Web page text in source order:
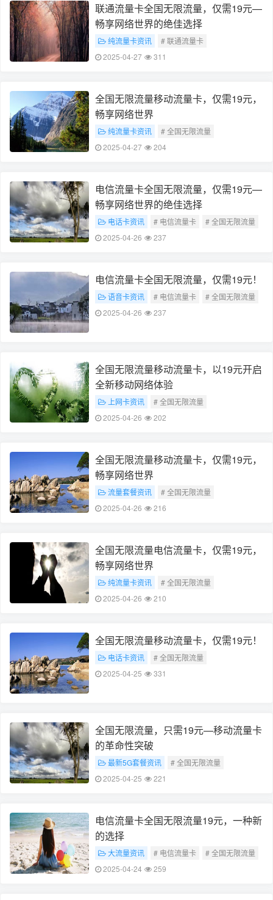
联通流量卡全国无限流量，仅需19元—
畅享网络世界的绝佳选择
纯流量卡资讯
# 联通流量卡
# 全国无限流量
2025-04-27 311
全国无限流量移动流量卡，仅需19元，
畅享网络世界
纯流量卡资讯
# 全国无限流量
# 19元移动流量卡
2025-04-27 204
电信流量卡全国无限流量，仅需19元—
畅享网络世界的绝佳选择
电话卡资讯 # 电信流量卡
# 全国无限流量
2025-04-26
237
电信流量卡全国无限流量，仅需19元！
语音卡资讯 # 电信流量卡
# 全国无限流量
2025-04-26
237
全国无限流量移动流量卡，以19元开启
全新移动网络体验
上网卡资讯
# 全国无限流量
# 19元移动流量卡
2025-04-26 202
全国无限流量移动流量卡，仅需19元，
畅享网络世界
流量套餐资讯
# 全国无限流量
# 19元移动流量卡
2025-04-26 216
全国无限流量电信流量卡，仅需19元，
畅享网络世界
纯流量卡资讯
# 全国无限流量
# 电信流量卡（或 19元套餐）
2025-04-26 210
全国无限流量移动流量卡，仅需19元！
电话卡资讯
# 全国无限流量
# 移动流量卡（或19元套餐）
2025-04-25 331
全国无限流量，只需19元—移动流量卡
的革命性突破
最新5G套餐资讯
# 全国无限流量
# 移动流量卡革命性突破
2025-04-25 221
电信流量卡全国无限流量19元，一种新
的选择
大流量资讯 # 电信流量卡
# 全国无限流量
# 希望这2个关键词符合你的要求
2025-04-24 259